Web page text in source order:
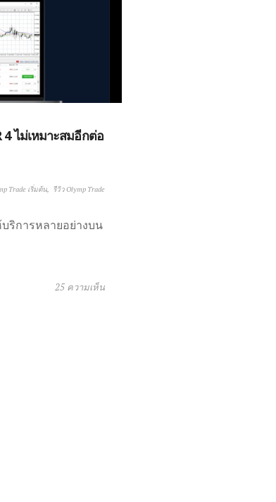
4 ไม่เหมาะสมอีกต่อ
Trade เริ่มต้น รีวิว Olymp Trade
ริการหลายอย่างบน
25 ความเห็น